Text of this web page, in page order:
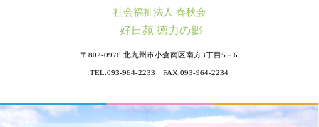
社会福祉法人 春秋会
好日苑 徳力の郷
〒802-0976 北九州市小倉南区南方3丁目5－6
TEL.093-964-2233 FAX.093-964-2234